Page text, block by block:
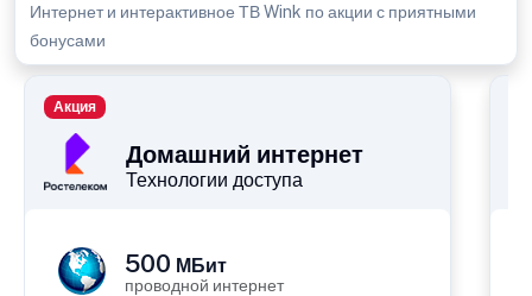
Интернет и интерактивное ТВ Wink по акции с приятными
бонусами
Домашний интернет
Технологии доступа
Акция
500 МБит
проводной интернет